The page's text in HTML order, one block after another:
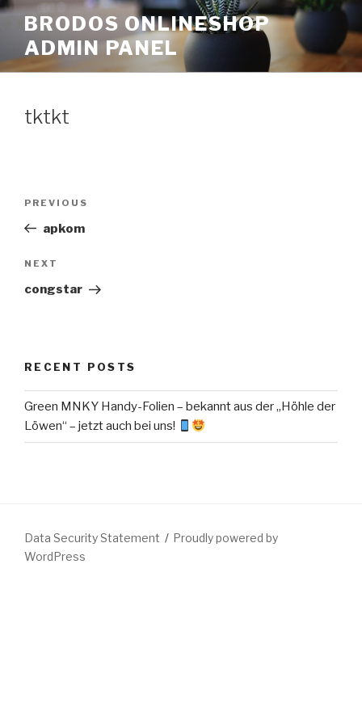
Skip
content
BRODOS ONLINESHOP
ADMIN PANEL
tktkt
Previous
Post
PREVIOUS
apkom
Next
Post
NEXT
congstar
RECENT POSTS
Green MNKY Handy-Folien – bekannt aus der „Höhle der
Löwen“ – jetzt auch bei uns!
Data Security Statement
Proudly powered by
WordPress